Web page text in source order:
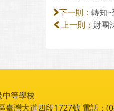
下一則： 轉知
上一則： 財團
等學校
臺灣大道四段1727號 電話：